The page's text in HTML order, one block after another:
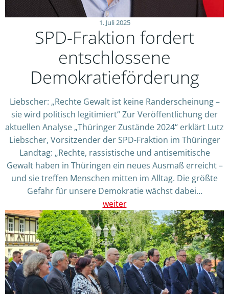
1. Juli 2025
SPD-Fraktion fordert
entschlossene
Demokratieförderung
Liebscher: „Rechte Gewalt ist keine Randerscheinung –
sie wird politisch legitimiert“ Zur Veröffentlichung der
aktuellen Analyse „Thüringer Zustände 2024“ erklärt Lutz
Liebscher, Vorsitzender der SPD-Fraktion im Thüringer
Landtag: „Rechte, rassistische und antisemitische
Gewalt haben in Thüringen ein neues Ausmaß erreicht –
und sie treffen Menschen mitten im Alltag. Die größte
Gefahr für unsere Demokratie wächst dabei…
weiter